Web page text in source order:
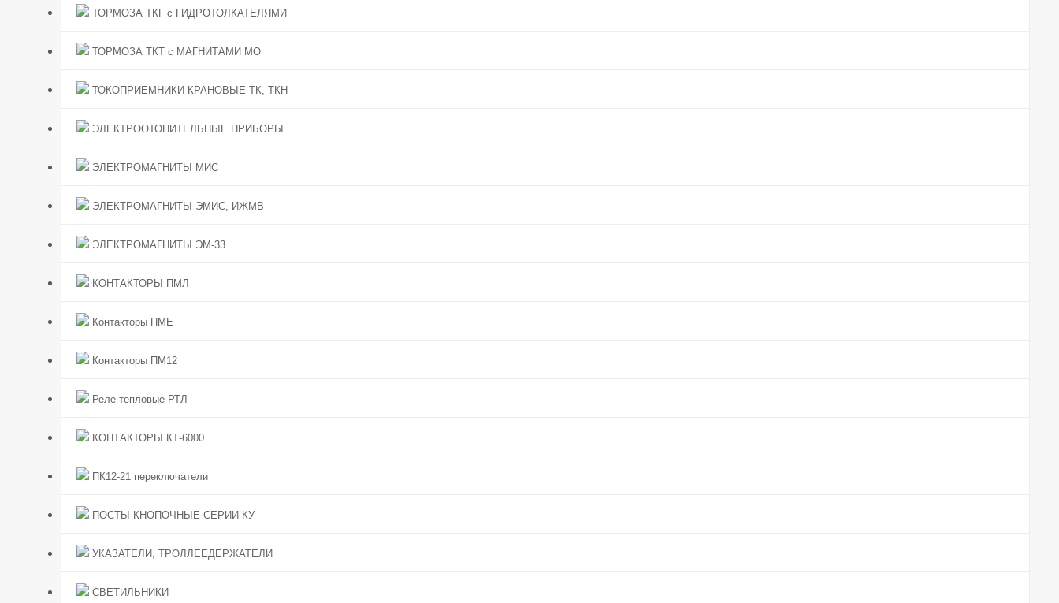
ТОРМОЗА ТКГ с ГИДРОТОЛКАТЕЛЯМИ
ТОРМОЗА ТКТ с МАГНИТАМИ МО
ТОКОПРИЕМНИКИ КРАНОВЫЕ ТК, ТКН
ЭЛЕКТРООТОПИТЕЛЬНЫЕ ПРИБОРЫ
ЭЛЕКТРОМАГНИТЫ МИС
ЭЛЕКТРОМАГНИТЫ ЭМИС, ИЖМВ
ЭЛЕКТРОМАГНИТЫ ЭМ-33
КОНТАКТОРЫ ПМЛ
Контакторы ПМЕ
Контакторы ПМ12
Реле тепловые РТЛ
КОНТАКТОРЫ КТ-6000
ПК12-21 переключатели
ПОСТЫ КНОПОЧНЫЕ СЕРИИ КУ
УКАЗАТЕЛИ, ТРОЛЛЕЕДЕРЖАТЕЛИ
СВЕТИЛЬНИКИ